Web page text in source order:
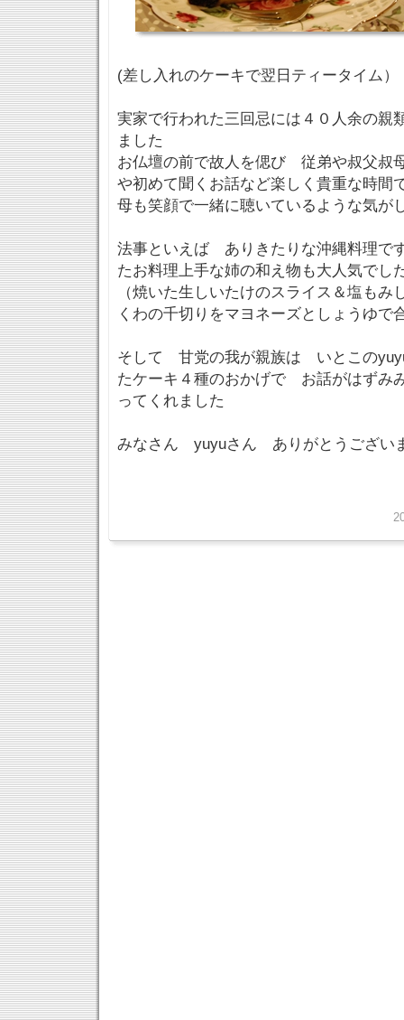
(差し入れのケーキで翌日ティータイム）
実家で行われた三回忌には４０人余の親
ました
お仏壇の前で故人を偲び 従弟や叔父叔
や初めて聞くお話など楽しく貴重な時間
母も笑顔で一緒に聴いているような気が
法事といえば ありきたりな沖縄料理で
たお料理上手な姉の和え物も大人気でし
（焼いた生しいたけのスライス＆塩もみ
くわの千切りをマヨネーズとしょうゆで
そして 甘党の我が親族は いとこの
たケーキ４種のおかげで お話がはずみ
ってくれました
みなさん yuyuさん ありがとうござい